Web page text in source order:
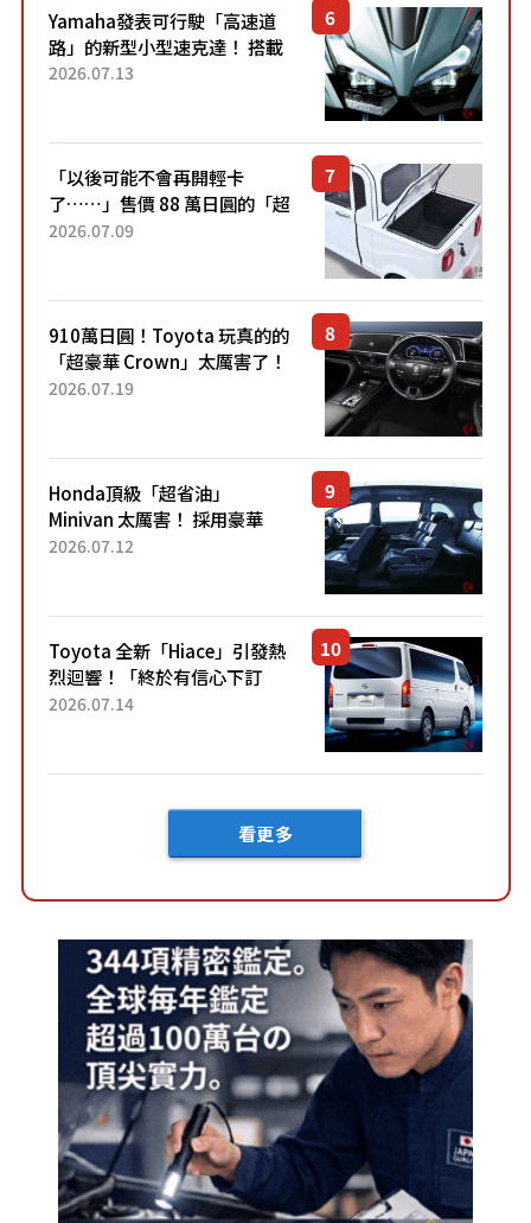
Yamaha發表可行駛「高速道
路」的新型小型速克達！ 搭載
能享受超強勁「渦輪感」的動
2026.07.13
「以後可能不會再開輕卡
了……」售價 88 萬日圓的「超
迷你輕型貨車」引發兩極評
了！...
2026.07.09
910萬日圓！Toyota 玩真的的
「超豪華 Crown」太厲害了！
採用由「匠人技藝」打造的
2026.07.19
Honda頂級「超省油」
Minivan 太厲害！ 採用豪華
「真皮座椅」與專屬「黑色內
「三...
2026.07.12
Toyota 全新「Hiace」引發熱
烈迴響！「終於有信心下訂
了！」「哪個等級交車最
車？...
2026.07.14
看更多